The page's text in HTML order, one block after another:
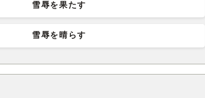
雪辱を果たす
雪辱を晴らす